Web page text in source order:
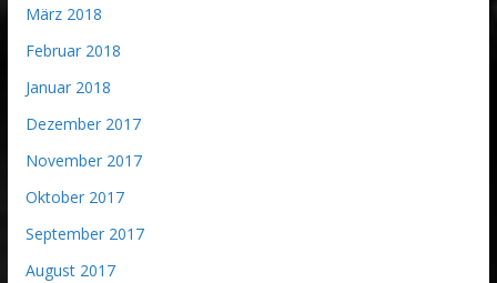
März 2018
Februar 2018
Januar 2018
Dezember 2017
November 2017
Oktober 2017
September 2017
August 2017